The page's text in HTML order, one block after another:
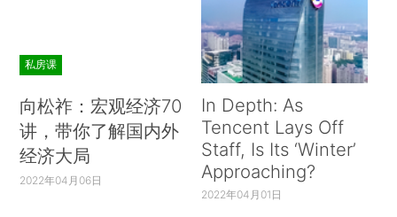
私房课
向松祚：宏观经济70
讲，带你了解国内外
经济大局
2022年04月06日
In Depth: As
Tencent Lays Off
Staff, Is Its ‘Winter’
Approaching?
2022年04月01日